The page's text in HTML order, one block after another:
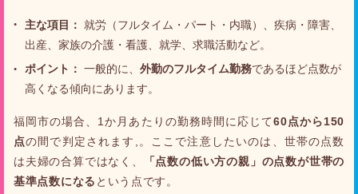
主な項目： 就労（フルタイム・パート・内職）、疾病・障害、
出産、家族の介護・看護、就学、求職活動など。
ポイント： 一般的に、 外勤のフルタイム勤務であるほど点数が
高くなる傾向にあります。
福岡市の場合、1か月あたりの勤務時間に応じて60点から150
点の間で判定されます,。ここで注意したいのは、世帯の点数
は夫婦の合算ではなく、
「点数の低い方の親」の点数が世帯の
基準点数になる という点です。